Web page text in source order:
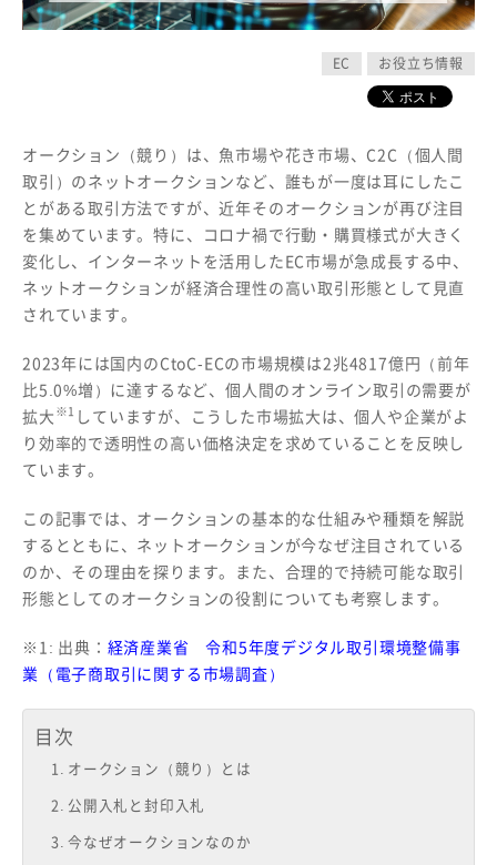
EC お役立ち情報
オークション（競り）は、魚市場や花き市場、C2C（個人間
取引）のネットオークションなど、誰もが一度は耳にしたこ
とがある取引方法ですが、近年そのオークションが再び注目
を集めています。特に、コロナ禍で行動・購買様式が大きく
変化し、インターネットを活用したEC市場が急成長する中、
ネットオークションが経済合理性の高い取引形態として見直
されています。
2023年には国内のCtoC-ECの市場規模は2兆4817億円（前年
比5.0%増）に達するなど、個人間のオンライン取引の需要が
拡大 ※1 していますが、こうした市場拡大は、個人や企業がよ
り効率的で透明性の高い価格決定を求めていることを反映し
ています。
この記事では、オークションの基本的な仕組みや種類を解説
するとともに、ネットオークションが今なぜ注目されている
のか、その理由を探ります。また、合理的で持続可能な取引
形態としてのオークションの役割についても考察します。
※1: 出典： 経済産業省 令和5年度デジタル取引環境整備事
業（電子商取引に関する市場調査）
目次
オークション（競り）とは
公開入札と封印入札
今なぜオークションなのか